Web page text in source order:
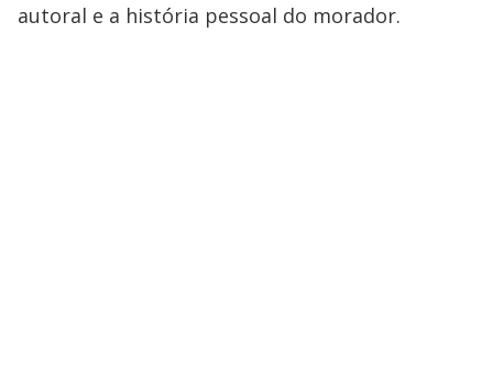
autoral e a história pessoal do morador.